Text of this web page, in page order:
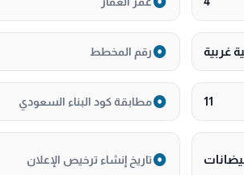
غربية رقم المخطط
11 مطابقة كود البناء السعودي
تاريخ إنشاء ترخيص الإعلان